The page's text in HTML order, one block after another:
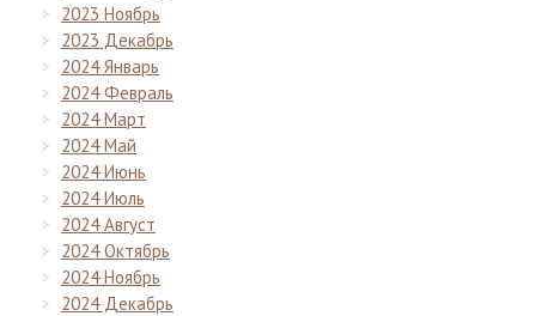
2023 Ноябрь
2023 Декабрь
2024 Январь
2024 Февраль
2024 Март
2024 Май
2024 Июнь
2024 Июль
2024 Август
2024 Октябрь
2024 Ноябрь
2024 Декабрь